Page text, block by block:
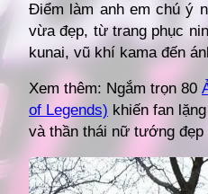
Điểm làm anh em chú ý
vừa đẹp, từ trang phục
kunai, vũ khí kama đến
Xem thêm: Ngắm trọn 80
of Legends) khiến fan
và thần thái nữ tướng đẹp